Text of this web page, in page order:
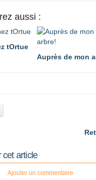
aussi :
tOrtue
Auprès de mon
cet article
Ajouter un commentaire